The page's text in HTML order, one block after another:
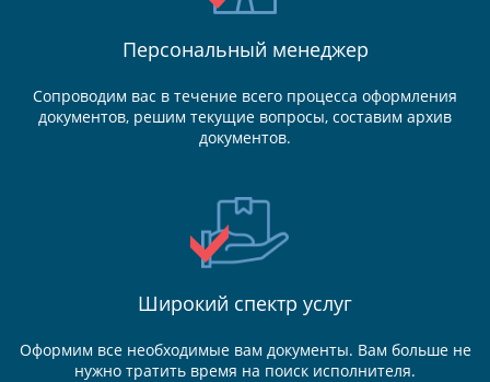
Персональный менеджер
Сопроводим вас в течение всего процесса оформления
документов, решим текущие вопросы, составим архив
документов.
Широкий спектр услуг
Оформим все необходимые вам документы. Вам больше не
нужно тратить время на поиск исполнителя.